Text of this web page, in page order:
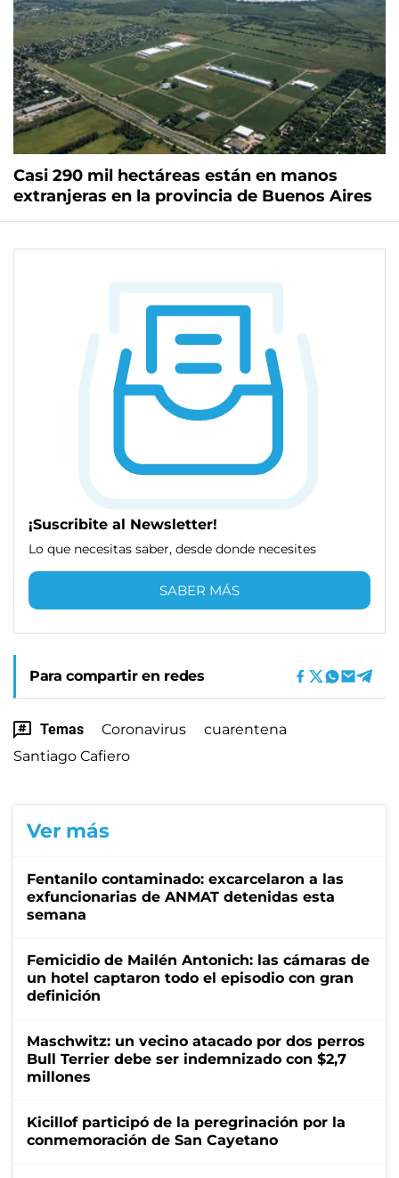
Casi 290 mil hectáreas están en manos
extranjeras en la provincia de Buenos Aires
¡Suscribite al Newsletter!
Lo que necesitas saber, desde donde necesites
SABER MÁS
Para compartir en redes
Temas Coronavirus
cuarentena
Santiago Cafiero
Ver más
Fentanilo contaminado: excarcelaron a las
exfuncionarias de ANMAT detenidas esta
semana
Femicidio de Mailén Antonich: las cámaras de
un hotel captaron todo el episodio con gran
definición
Maschwitz: un vecino atacado por dos perros
Bull Terrier debe ser indemnizado con $2,7
millones
Kicillof participó de la peregrinación por la
conmemoración de San Cayetano